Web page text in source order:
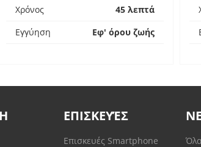
Χρόνος
45 λεπτά
Εγγύηση
Εφ' όρου ζωής
ΕΠΙΣΚΕΥΈΣ
Επισκευές Smartphone